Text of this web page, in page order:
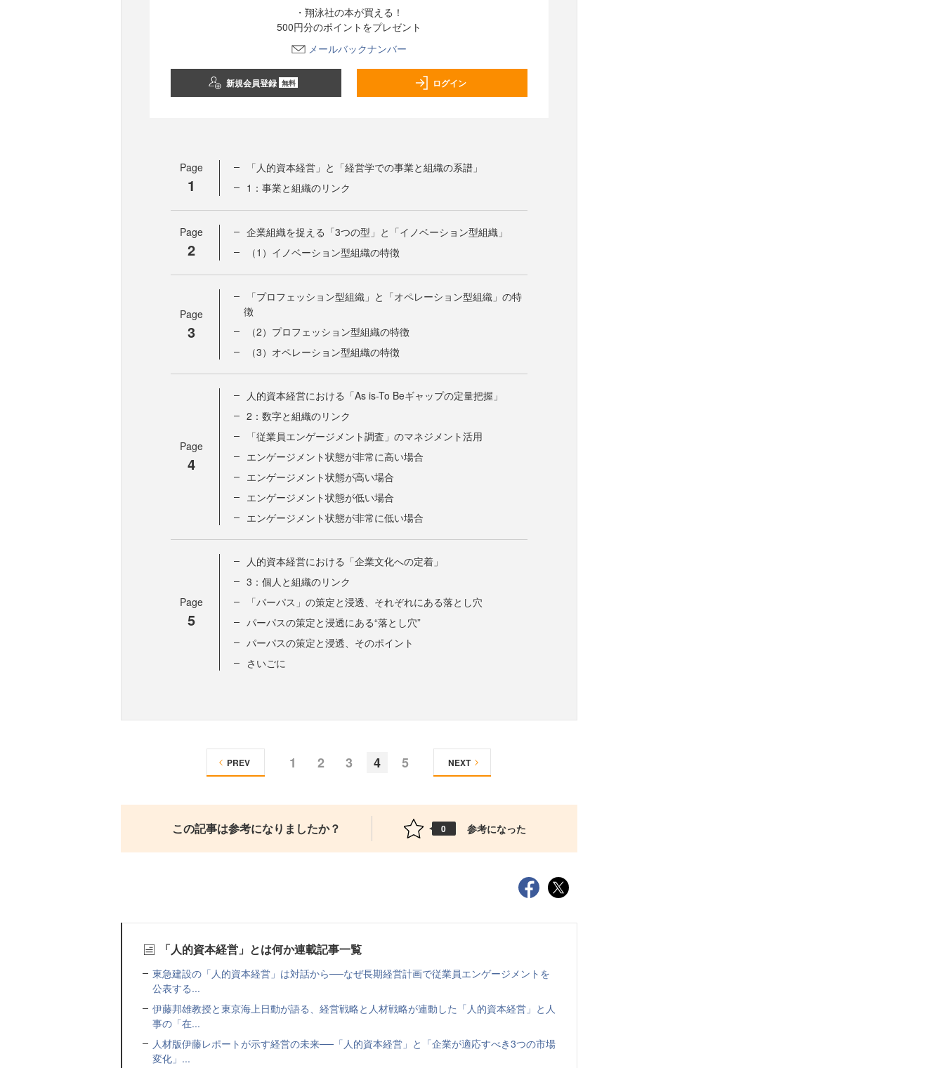
・翔泳社の本が買える！
500円分のポイントをプレゼント
メールバックナンバー
新規会員登録 無料 ログイン
Page
1
「人的資本経営」と「経営学での事業と組織の系譜」
1：事業と組織のリンク
Page
2
企業組織を捉える「3つの型」と「イノベーション型組織」
（1）イノベーション型組織の特徴
Page
3
「プロフェッション型組織」と「オペレーション型組織」の特
徴
（2）プロフェッション型組織の特徴
（3）オペレーション型組織の特徴
Page
4
人的資本経営における「As is-To Beギャップの定量把握」
2：数字と組織のリンク
「従業員エンゲージメント調査」のマネジメント活用
エンゲージメント状態が非常に高い場合
エンゲージメント状態が高い場合
エンゲージメント状態が低い場合
エンゲージメント状態が非常に低い場合
Page
5
人的資本経営における「企業文化への定着」
3：個人と組織のリンク
「パーパス」の策定と浸透、それぞれにある落とし穴
パーパスの策定と浸透にある“落とし穴”
パーパスの策定と浸透、そのポイント
さいごに
1 2 3 4 5
PREV NEXT
この記事は参考になりましたか？ 0 参考になった
「人的資本経営」とは何か連載記事一覧
東急建設の「人的資本経営」は対話から──なぜ長期経営計画で従業員エンゲージメントを
公表する...
伊藤邦雄教授と東京海上日動が語る、経営戦略と人材戦略が連動した「人的資本経営」と人
事の「在...
人材版伊藤レポートが示す経営の未来──「人的資本経営」と「企業が適応すべき3つの市場
変化」...